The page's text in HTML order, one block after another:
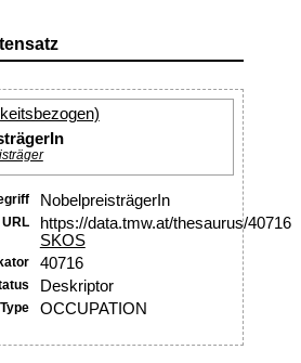
NobelpreisträgerIn
https://data.tmw.at/thesaurus/40716
SKOS
40716
Deskriptor
Type OCCUPATION